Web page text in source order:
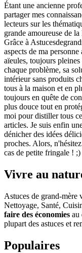
Étant une ancienne
partager mes
lecteurs sur les
grande amoureuse de
Grâce à
aspects de ma
aïeules, toujours pleines
chaque problème, sa
intérieur sans produits
tous à la maison et en
toujours en quête de
plus douce tout en
moi pour distiller tous
articles. Je suis enfin
dénicher des idées
proches. Alors,
cas de petite fringale ! ;)
Vivre au
Astuces de grand-mère
Nettoyage, Santé,
faire des économies au
plupart des astuces et
Populaires